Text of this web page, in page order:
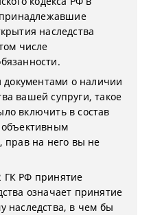
принадлежавшие
наследства
числе
документами о наличии
вашей супруги, такое
включить в состав
прав на него вы не
ГК РФ принятие
означает принятие
наследства, в чем бы